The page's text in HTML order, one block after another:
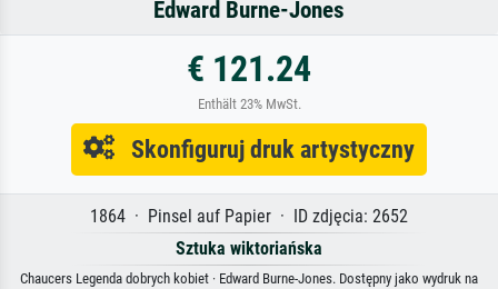
Edward Burne-Jones
€ 121.24
Enthält 23% MwSt.
Skonfiguruj druk artystyczny
1864 · Pinsel auf Papier · ID zdjęcia: 2652
Sztuka wiktoriańska
Chaucers Legenda dobrych kobiet · Edward Burne-Jones. Dostępny jako wydruk na